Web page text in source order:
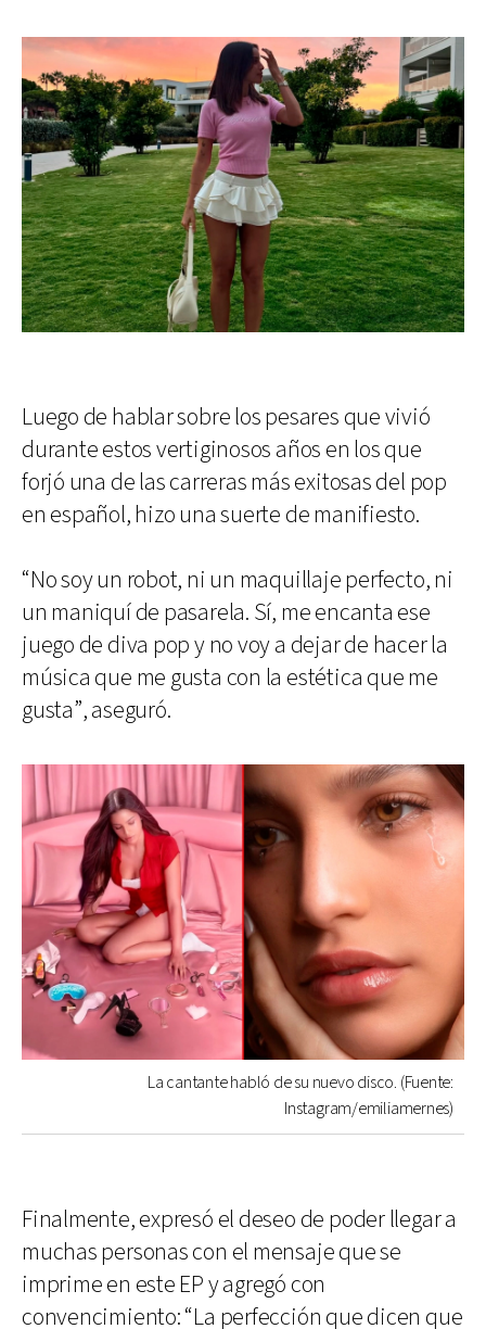
Luego de hablar sobre los pesares que vivió
durante estos vertiginosos años en los que
forjó una de las carreras más exitosas del pop
en español, hizo una suerte de manifiesto.
“No soy un robot, ni un maquillaje perfecto, ni
un maniquí de pasarela. Sí, me encanta ese
juego de diva pop y no voy a dejar de hacer la
música que me gusta con la estética que me
gusta”, aseguró.
La cantante habló de su nuevo disco. (Fuente:
Instagram/emiliamernes)
Finalmente, expresó el deseo de poder llegar a
muchas personas con el mensaje que se
imprime en este EP y agregó con
convencimiento: “La perfección que dicen que